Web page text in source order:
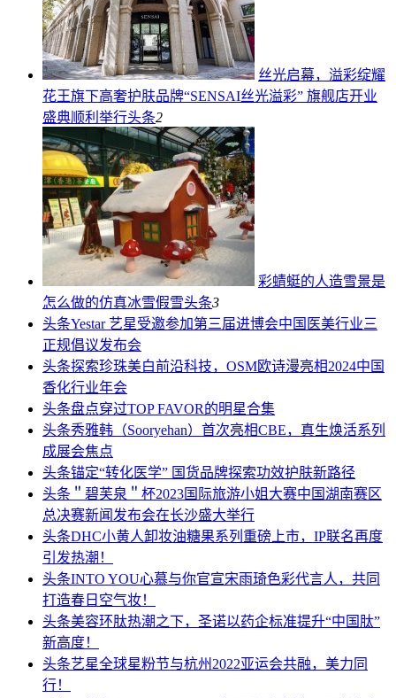
丝光启幕，溢彩绽耀
花王旗下高奢护肤品牌“SENSAI丝光溢彩” 旗舰店开业
盛典顺利举行头条2
彩蜻蜓的人造雪景是
怎么做的仿真冰雪假雪头条3
头条Yestar 艺星受邀参加第三届进博会中国医美行业三
正规倡议发布会
头条探索珍珠美白前沿科技，OSM欧诗漫亮相2024中国
香化行业年会
头条盘点穿过TOP FAVOR的明星合集
头条秀雅韩（Sooryehan）首次亮相CBE，真生焕活系列
成展会焦点
头条锚定“转化医学” 国货品牌探索功效护肤新路径
头条 ＂碧芙泉＂杯2023国际旅游小姐大赛中国湖南赛区
总决赛新闻发布会在长沙盛大举行
头条DHC小黄人卸妆油糖果系列重磅上市，IP联名再度
引发热潮！
头条INTO YOU心慕与你官宣宋雨琦色彩代言人，共同
打造春日空气妆！
头条美容环肽热潮之下，圣诺以药企标准提升“中国肽”
新高度！
头条艺星全球星粉节与杭州2022亚运会共融，美力同
行！